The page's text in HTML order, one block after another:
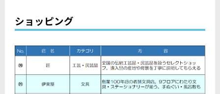
ショッピング